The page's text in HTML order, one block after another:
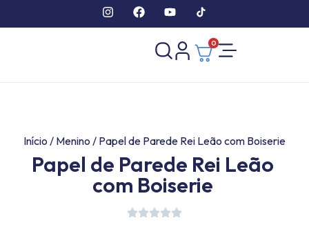
0
Início / Menino / Papel de Parede Rei Leão com Boiserie
Papel de Parede Rei Leão
com Boiserie